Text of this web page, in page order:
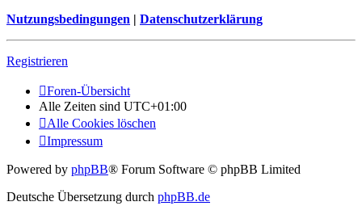
Nutzungsbedingungen | Datenschutzerklärung
Registrieren
Foren-Übersicht
Alle Zeiten sind UTC+01:00
Alle Cookies löschen
Impressum
Powered by phpBB® Forum Software © phpBB Limited
Deutsche Übersetzung durch phpBB.de